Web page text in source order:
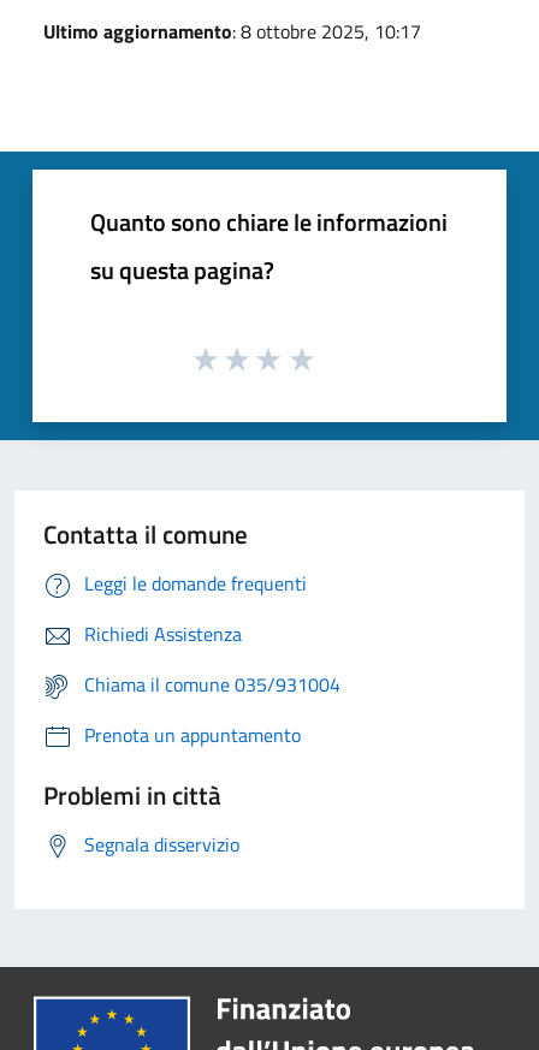
Ultimo aggiornamento: 8 ottobre 2025, 10:17
Quanto sono chiare le informazioni
su questa pagina?
Contatta il comune
Leggi le domande frequenti
Richiedi Assistenza
Chiama il comune 035/931004
Prenota un appuntamento
Problemi in città
Segnala disservizio